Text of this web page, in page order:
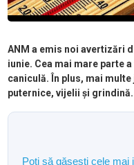
ANM a emis noi avertizări
iunie. Cea mai mare parte
caniculă. În plus, mai
puternice, vijelii și grindină.
Poți să găsești cele mai